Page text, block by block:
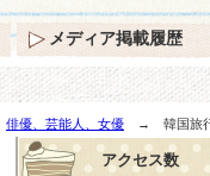
俳優、芸能人、女優 → 韓国旅行
アクセス数
メディア掲載履歴